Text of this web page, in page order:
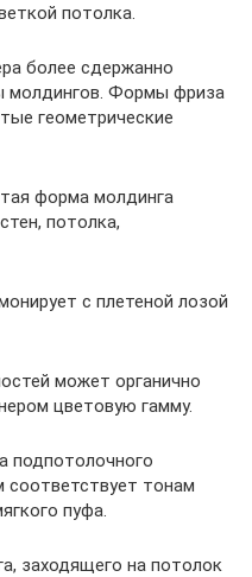
потолка.
более сдержанно
молдингов. Формы фриза
геометрические
форма молдинга
потолка,
с плетеной лозой
может органично
цветовую гамму.
подпотолочного
тонам
пуфа.
заходящего на потолок